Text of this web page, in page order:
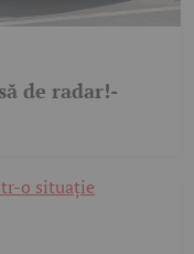
de radar!-